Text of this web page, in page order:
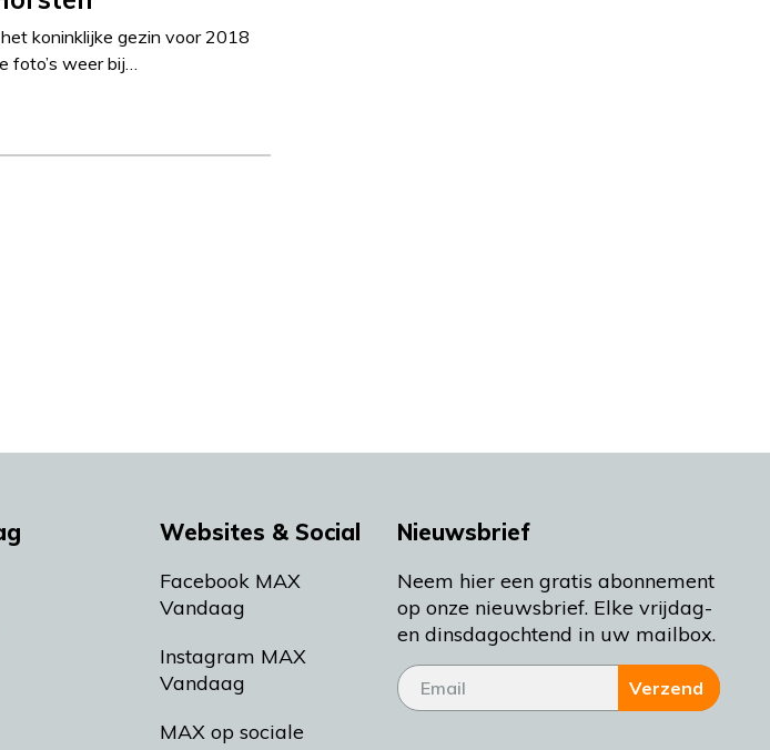
koninklijke gezin voor 2018
foto’s weer bij…
Websites & Social
Facebook MAX
Vandaag
Instagram MAX
Vandaag
MAX op sociale
Nieuwsbrief
Neem hier een gratis abonnement
op onze nieuwsbrief. Elke vrijdag-
en dinsdagochtend in uw mailbox.
Verzend